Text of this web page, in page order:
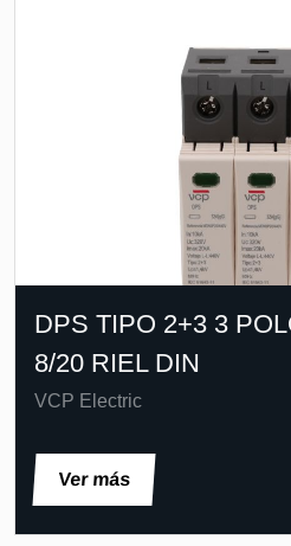
DPS TIPO 2+3 3
8/20 RIEL DIN
VCP Electric
Ver más